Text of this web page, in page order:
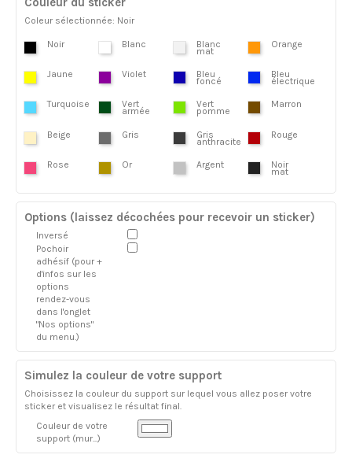
Coleur sélectionnée: Noir
Noir Blanc Blanc
mat
Orange
Jaune Violet Bleu
foncé
Bleu
électrique
Turquoise Vert
armée
Vert
pomme
Marron
Beige Gris Gris
anthracite
Rouge
Rose Or Argent Noir
mat
Options (laissez décochées pour recevoir un sticker)
Inversé
Pochoir
adhésif (pour +
d'infos sur les
options
rendez-vous
dans l'onglet
"Nos options"
du menu.)
Simulez la couleur de votre support
Choisissez la couleur du support sur lequel vous allez poser votre
sticker et visualisez le résultat final.
Couleur de votre
support (mur...)